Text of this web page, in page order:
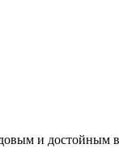
и достойным